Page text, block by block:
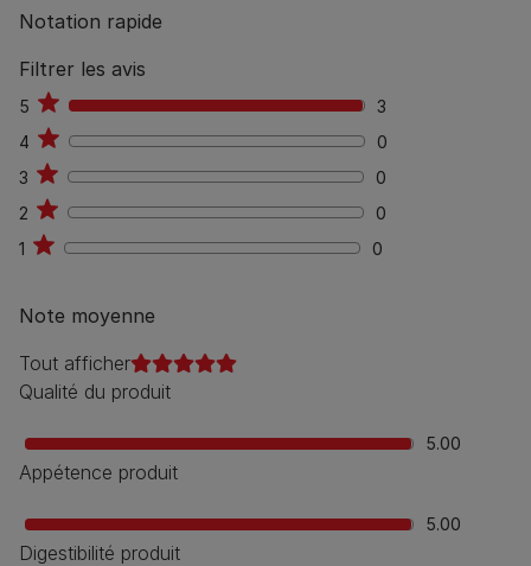
Notation rapide
Filtrer les avis
5 3
3
4
0
0
3
0
0
2
0
0
1
0 0
Note moyenne
Tout afficher
Qualité du produit
5.00
Appétence produit
5.00
Digestibilité produit